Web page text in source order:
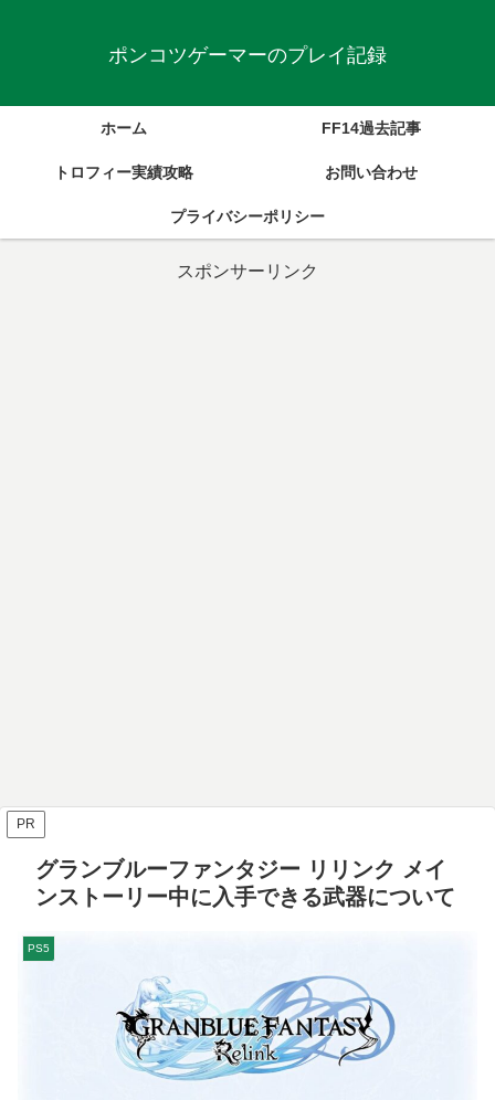
ポンコツゲーマーのプレイ記録
ホーム FF14過去記事
トロフィー実績攻略 お問い合わせ
プライバシーポリシー
スポンサーリンク
PR
グランブルーファンタジー リリンク メイ
ンストーリー中に入手できる武器について
PS5